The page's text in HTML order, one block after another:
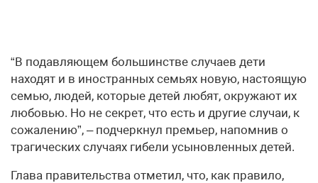
“В подавляющем большинстве случаев дети
находят и в иностранных семьях новую, настоящую
семью, людей, которые детей любят, окружают их
любовью. Но не секрет, что есть и другие случаи, к
сожалению”, – подчеркнул премьер, напомнив о
трагических случаях гибели усыновленных детей.
Глава правительства отметил, что, как правило,